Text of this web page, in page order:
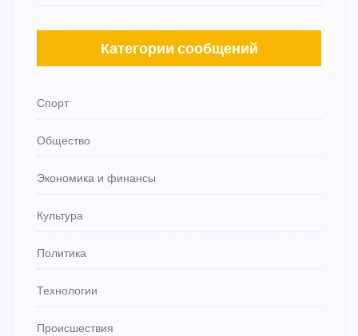
Категории сообщений
Спорт
Общество
Экономика и финансы
Культура
Политика
Технологии
Происшествия